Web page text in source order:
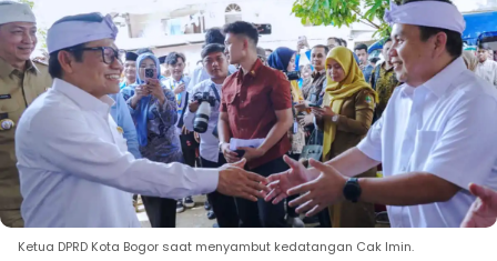
Ketua DPRD Kota Bogor saat menyambut kedatangan Cak Imin.